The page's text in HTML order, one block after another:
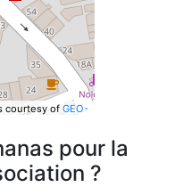
courtesy of GEO-
pour la
?